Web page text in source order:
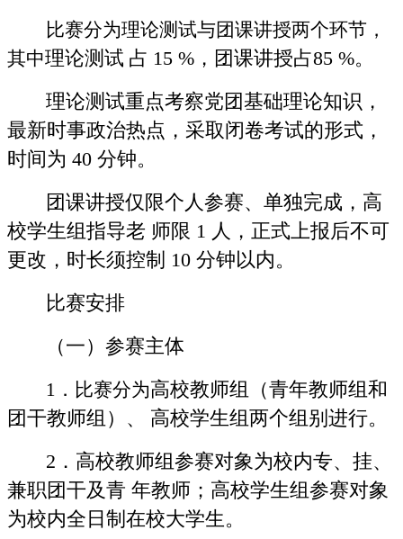
比赛分为理论测试与团课讲授两个环节，
其中理论测试 占 15 %，团课讲授占85 %。
理论测试重点考察党团基础理论知识，
最新时事政治热点，采取闭卷考试的形式，
时间为 40 分钟。
团课讲授仅限个人参赛、单独完成，高
校学生组指导老 师限 1 人，正式上报后不可
更改，时长须控制 10 分钟以内。
比赛安排
（一）参赛主体
1．比赛分为高校教师组（青年教师组和
团干教师组）、
高校学生组两个组别进行。
2．高校教师组参赛对象为校内专、挂、
兼职团干及青 年教师；高校学生组参赛对象
为校内全日制在校大学生。